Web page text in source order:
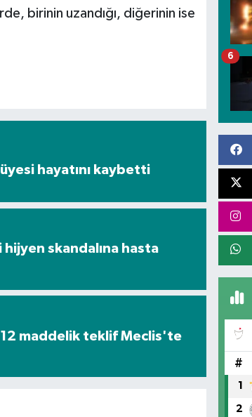
birinin uzandığı, diğerinin ise
hayatını kaybetti
skandalına hasta
maddelik teklif Meclis'te
6
#
1
2